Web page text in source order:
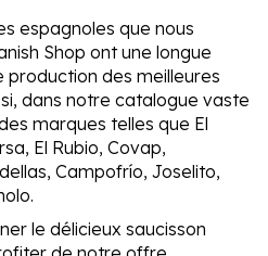
espagnoles que nous
Shop ont une longue
des meilleures
dans notre catalogue vaste
marques telles que El
El Rubio, Covap,
Campofrío, Joselito,
le délicieux saucisson